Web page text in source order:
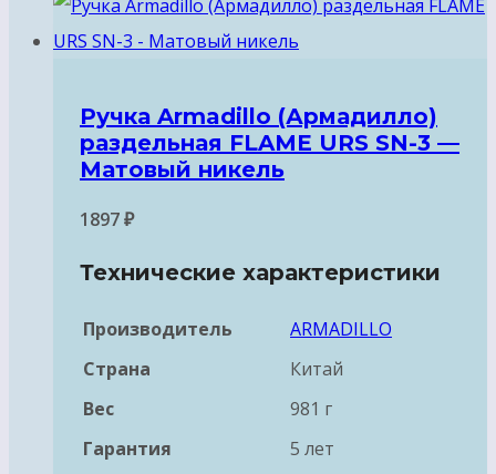
Ручка Armadillo (Армадилло)
раздельная FLAME URS SN-3 —
Матовый никель
1897₽
Технические характеристики
Производитель
ARMADILLO
Страна
Китай
Вес
981 г
Гарантия
5 лет